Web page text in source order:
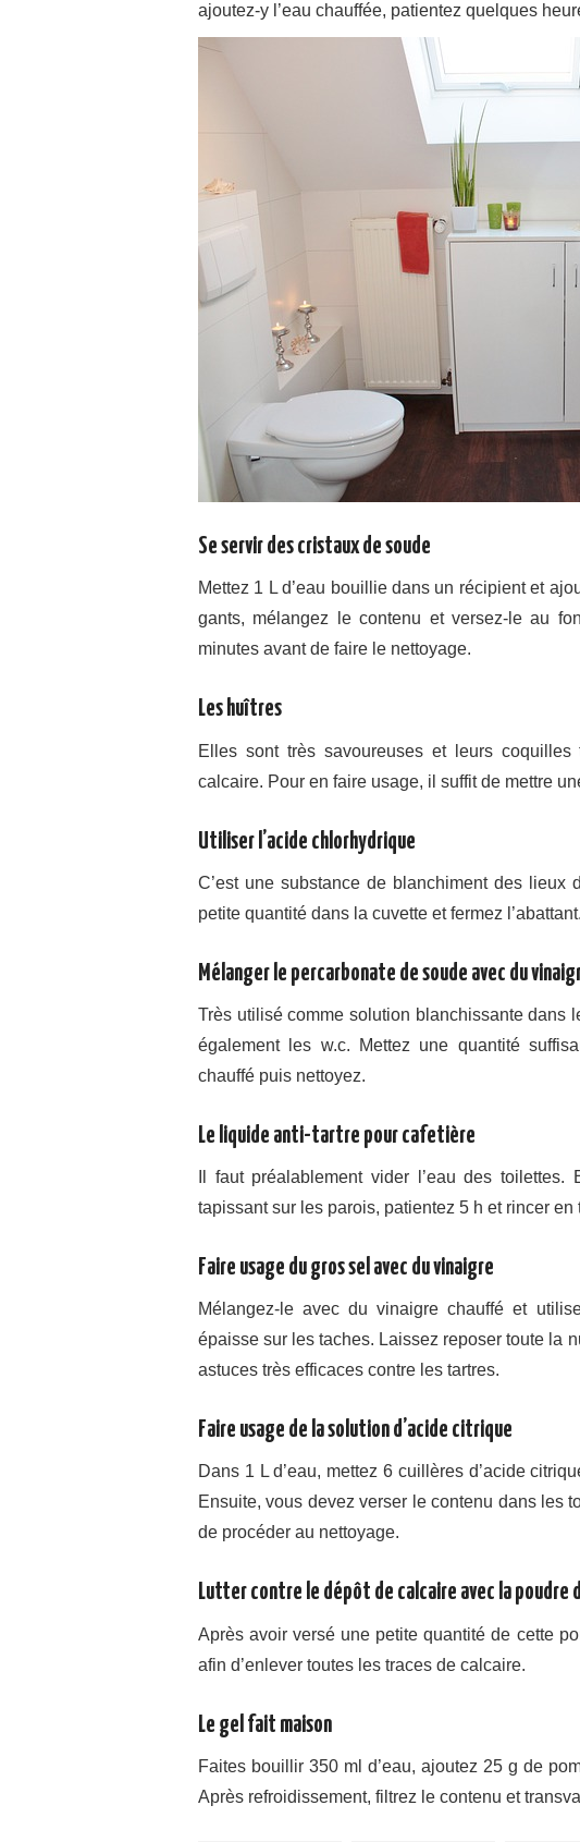
ajoutez-y l’eau chauffée, patientez quelques
Se servir des cristaux de soude
Mettez 1 L d’eau bouillie dans un récipient et
gants, mélangez le contenu et versez-le au
minutes avant de faire le nettoyage.
Les huîtres
Elles sont très savoureuses et leurs coquilles
calcaire. Pour en faire usage, il suffit de mettre
Utiliser l’acide chlorhydrique
C’est une substance de blanchiment des lieux
petite quantité dans la cuvette et fermez
Mélanger le percarbonate de soude avec du
Très utilisé comme solution blanchissante dans
également les w.c. Mettez une quantité
chauffé puis nettoyez.
Le liquide anti-tartre pour cafetière
Il faut préalablement vider l’eau des
tapissant sur les parois, patientez 5 h et rincer en
Faire usage du gros sel avec du vinaigre
Mélangez-le avec du vinaigre chauffé et
épaisse sur les taches. Laissez reposer toute la
astuces très efficaces contre les tartres.
Faire usage de la solution d’acide citrique
Dans 1 L d’eau, mettez 6 cuillères d’acide
Ensuite, vous devez verser le contenu dans les
de procéder au nettoyage.
Lutter contre le dépôt de calcaire avec la poudre
Après avoir versé une petite quantité de cette
afin d’enlever toutes les traces de calcaire.
Le gel fait maison
Faites bouillir 350 ml d’eau, ajoutez 25 g de
Après refroidissement, filtrez le contenu et